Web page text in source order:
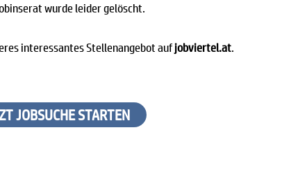
wurde leider gelöscht.
interessantes Stellenangebot aufjobviertel.at.
JOBSUCHE STARTEN